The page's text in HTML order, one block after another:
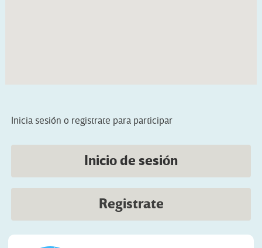
Inicia sesión o registrate para participar
Inicio de sesión
Registrate